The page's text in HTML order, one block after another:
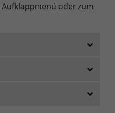
Aufklappmenü oder zum